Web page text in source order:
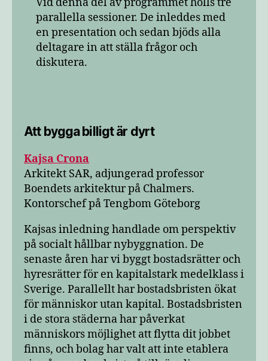
parallella sessioner. De inleddes med
en presentation och sedan bjöds alla
deltagare in att ställa frågor och
diskutera.
Att bygga billigt är dyrt
Kajsa Crona
Arkitekt SAR, adjungerad professor
Boendets arkitektur på Chalmers.
Kontorschef på Tengbom Göteborg
Kajsas inledning handlade om perspektiv
på socialt hållbar nybyggnation. De
senaste åren har vi byggt bostadsrätter och
hyresrätter för en kapitalstark medelklass i
Sverige. Parallellt har bostadsbristen ökat
för människor utan kapital. Bostadsbristen
i de stora städerna har påverkat
människors möjlighet att flytta dit jobbet
finns, och bolag har valt att inte etablera